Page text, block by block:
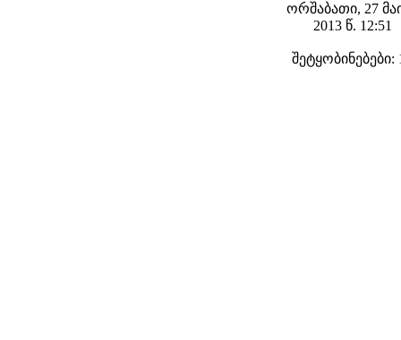
ორშაბათი, 27
2013 წ. 12:51
შეტყობინებები: